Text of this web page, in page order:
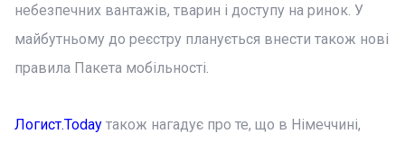
небезпечних вантажів, тварин і доступу на ринок. У
майбутньому до реєстру планується внести також нові
правила Пакета мобільності.
Логист.Today також нагадує про те, що в Німеччині,